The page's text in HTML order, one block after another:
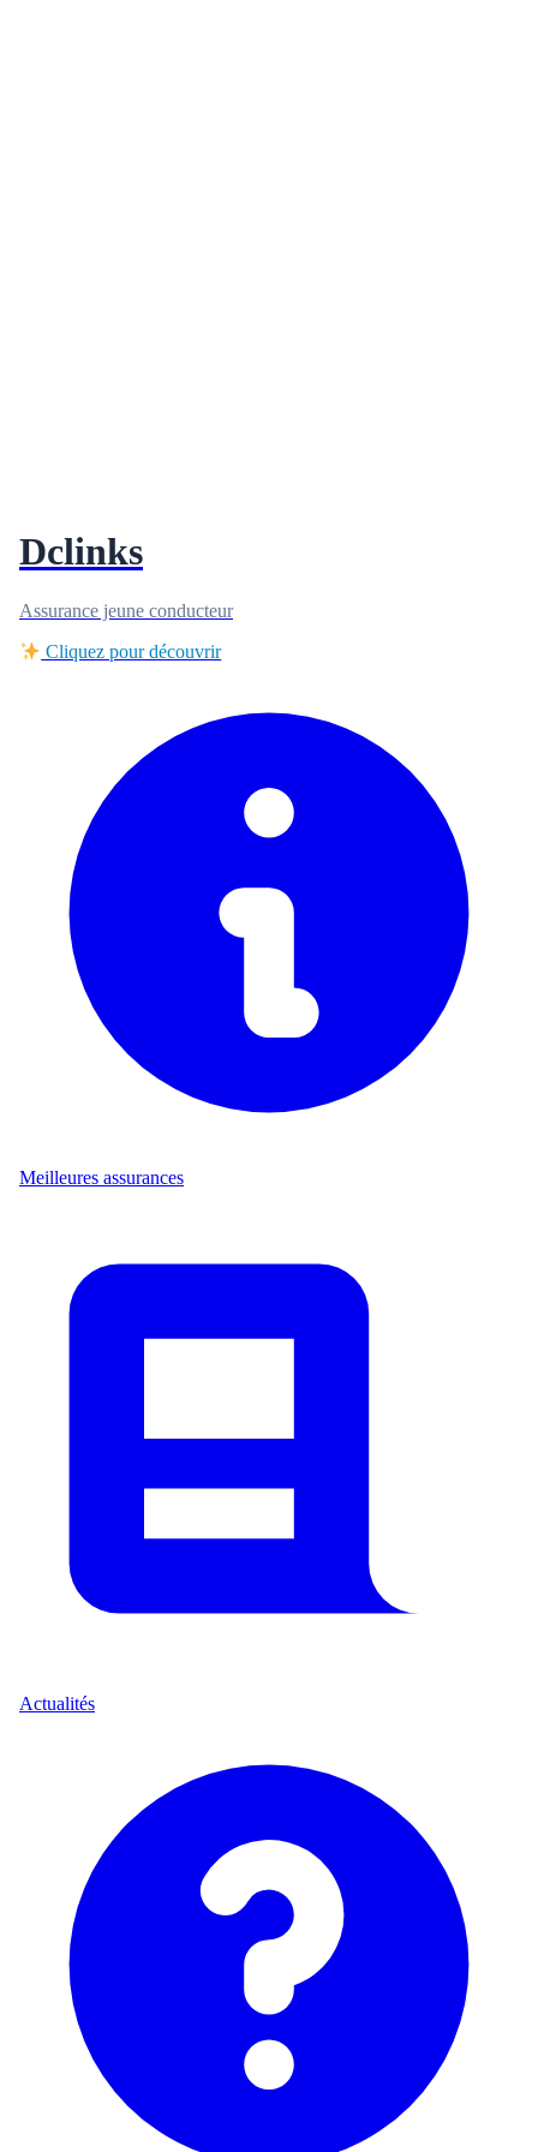
Dclinks
Assurance jeune conducteur
Cliquez pour découvrir
Meilleures assurances
Actualités